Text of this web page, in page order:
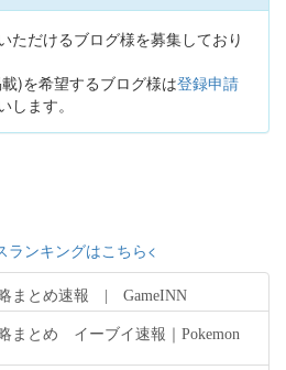
ただけるブログ様を募集しており
)を希望するブログ様は登録申請
します。
ランキングはこちら<
まとめ速報 | GameINN
まとめ イーブイ速報｜Pokemon